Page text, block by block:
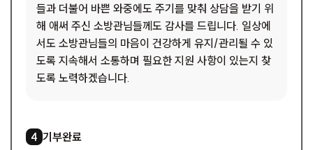
들과 더불어 바쁜 와중에도 주기를 맞춰 상담을 받기 위
해 애써 주신 소방관님들께도 감사를 드립니다. 일상에
서도 소방관님들의 마음이 건강하게 유지/관리될 수 있
도록 지속해서 소통하며 필요한 지원 사항이 있는지 찾
도록 노력하겠습니다.
4 기부완료